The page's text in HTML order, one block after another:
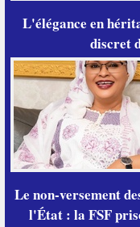
L'élégance en
discret
Le non-versement
l'État : la FSF